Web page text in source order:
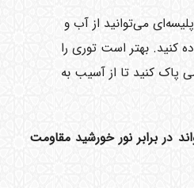
می‌توانید از آب و
کنید. بهتر است توری را
پاک کنید تا از آسیب به
در برابر نور خورشید مقاومت